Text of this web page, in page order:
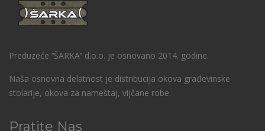
Preduzeće ‘’ŠARKA’’ d.o.o. je osnovano 2014. godine.
Naša osnovna delatnost je distribucija okova građevinske
stolarije, okova za nameštaj, vijčane robe.
Pratite Nas